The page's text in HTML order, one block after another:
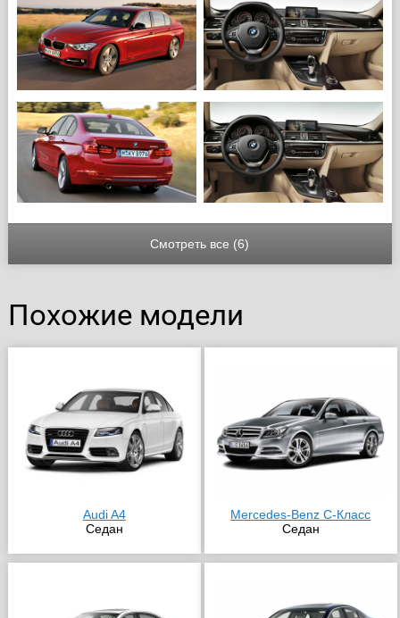
Смотреть все (6)
Похожие модели
Audi A4
Седан
Mercedes-Benz C-Класс
Седан